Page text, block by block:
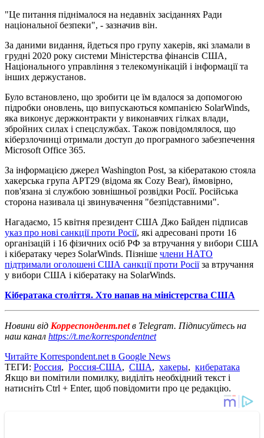
"Це питання піднімалося на недавніх засіданнях Ради
національної безпеки", - зазначив він.
За даними видання, йдеться про групу хакерів, які зламали в
грудні 2020 року системи Міністерства фінансів США,
Національного управління з телекомунікацій і інформації та
інших держустанов.
Було встановлено, що зробити це їм вдалося за допомогою
підробки оновлень, що випускаються компанією SolarWinds,
яка виконує держконтракти у виконавчих гілках влади,
збройних силах і спецслужбах. Також повідомлялося, що
кіберзлочинці отримали доступ до програмного забезпечення
Microsoft Office 365.
За інформацією джерел Washington Post, за кібератакою стояла
хакерська група APT29 (відома як Cozy Bear), ймовірно,
пов'язана зі службою зовнішньої розвідки Росії. Російська
сторона називала ці звинувачення "безпідставними".
Нагадаємо, 15 квітня президент США Джо Байден підписав
указ про нові санкції проти Росії, які адресовані проти 16
організацій і 16 фізичних осіб РФ за втручання у вибори США
і кібератаку через SolarWinds. Пізніше члени НАТО
підтримали оголошені США санкції проти Росіїза втручання
у вибори США і кібератаку на SolarWinds.
Кібератака століття. Хто напав на міністерства США
Новини від Корреспондент.netв Telegram. Підписуйтесь на
наш канал https://t.me/korrespondentnet
Читайте Korrespondent.net в Google News
ТЕГИ: Россия, Россия-США, США, хакеры, кибератака
Якщо ви помітили помилку, виділіть необхідний текст і
натисніть Ctrl + Enter, щоб повідомити про це редакцію.